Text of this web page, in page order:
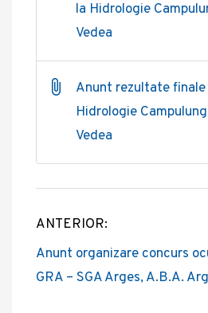
la Hidrologie
Vedea
Anunt rezultate finale
Hidrologie
Vedea
Post
navigation
ANTERIOR:
Anunt organizare concurs
GRA – SGA Arges, A.B.A.